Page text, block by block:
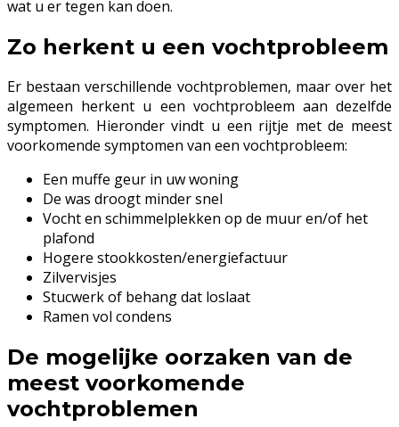
wat u er tegen kan doen.
Zo herkent u een vochtprobleem
Er bestaan verschillende vochtproblemen, maar over het
algemeen herkent u een vochtprobleem aan dezelfde
symptomen. Hieronder vindt u een rijtje met de meest
voorkomende symptomen van een vochtprobleem:
Een muffe geur in uw woning
De was droogt minder snel
Vocht en schimmelplekken op de muur en/of het
plafond
Hogere stookkosten/energiefactuur
Zilvervisjes
Stucwerk of behang dat loslaat
Ramen vol condens
De mogelijke oorzaken van de
meest voorkomende
vochtproblemen